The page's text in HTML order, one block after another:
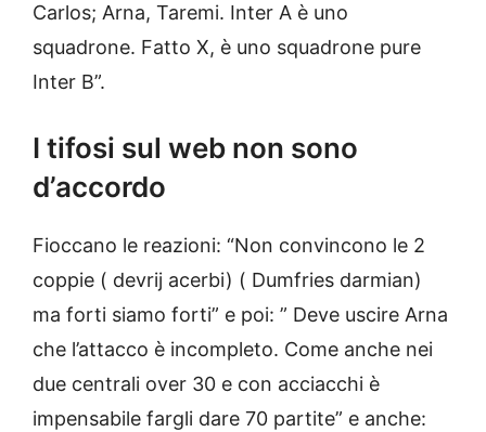
Carlos; Arna, Taremi. Inter A è uno
squadrone. Fatto X, è uno squadrone pure
Inter B”.
I tifosi sul web non sono
d’accordo
Fioccano le reazioni: “Non convincono le 2
coppie ( devrij acerbi) ( Dumfries darmian)
ma forti siamo forti” e poi: ” Deve uscire Arna
che l’attacco è incompleto. Come anche nei
due centrali over 30 e con acciacchi è
impensabile fargli dare 70 partite” e anche: